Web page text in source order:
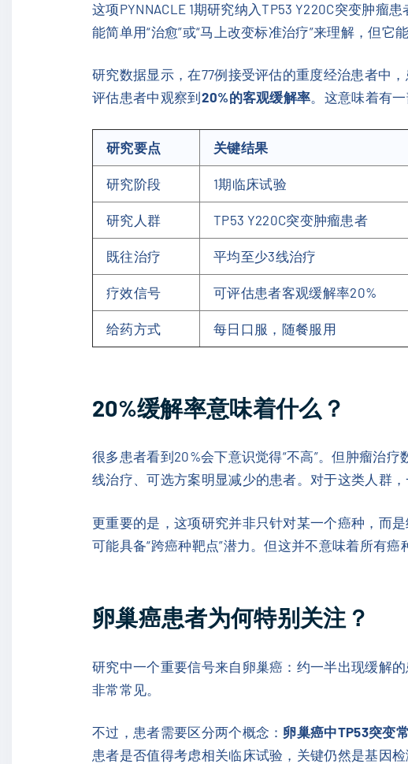
这项PYNNACLE 1期研究纳入TP53 Y220C突变肿
能简单用“治愈”或“马上改变标准治疗”来理解，但
研究数据显示，在77例接受评估的重度经治患者中
评估患者中观察到20%的客观缓解率。这意味着有
研究要点 关键结果
研究阶段 1期临床试验
研究人群 TP53 Y220C突变肿瘤患者
既往治疗 平均至少3线治疗
疗效信号 可评估患者客观缓解率20%
给药方式 每日口服，随餐服用
20%缓解率意味着什么？
很多患者看到20%会下意识觉得“不高”。但肿瘤治
线治疗、可选方案明显减少的患者。对于这类人群
更重要的是，这项研究并非只针对某一个癌种，而
可能具备“跨癌种靶点”潜力。但这并不意味着所有
卵巢癌患者为何特别关注？
研究中一个重要信号来自卵巢癌：约一半出现缓解
非常常见。
不过，患者需要区分两个概念： 卵巢癌中TP53突变
患者是否值得考虑相关临床试验，关键仍然是基因检